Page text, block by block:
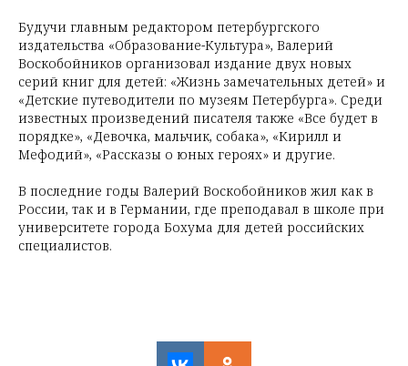
Будучи главным редактором петербургского
издательства «Образование-Культура», Валерий
Воскобойников организовал издание двух новых
серий книг для детей: «Жизнь замечательных детей» и
«Детские путеводители по музеям Петербурга». Среди
известных произведений писателя также «Все будет в
порядке», «Девочка, мальчик, собака», «Кирилл и
Мефодий», «Рассказы о юных героях» и другие.
В последние годы Валерий Воскобойников жил как в
России, так и в Германии, где преподавал в школе при
университете города Бохума для детей российских
специалистов.